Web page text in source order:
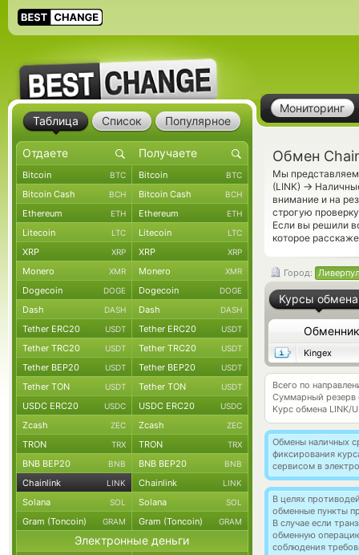
Мониторинг
Обмен
Мы представляем
(LINK) →
внимание и на
строгую
Если вы решили
которое
Город:
Курсы обмена
Обменник
Kingex
Всего по
Суммарный резерв
Курс обмена LINK/
Обмены наличных
фиксирования
сервисом в
В целях
обменные пункты
В случае если
обменную
соблюдения
Таблица Список Популярное
Bitcoin BTC Bitcoin BTC
Bitcoin Cash BCH Bitcoin Cash BCH
Ethereum ETH Ethereum ETH
Litecoin LTC Litecoin LTC
XRP XRP XRP XRP
Monero XMR Monero XMR
Dogecoin DOGE Dogecoin DOGE
Dash DASH Dash DASH
Tether ERC20 USDT Tether ERC20 USDT
Tether TRC20 USDT Tether TRC20 USDT
Tether BEP20 USDT Tether BEP20 USDT
Tether TON USDT Tether TON USDT
USDC ERC20 USDC USDC ERC20 USDC
Zcash ZEC Zcash ZEC
TRON TRX TRON TRX
BNB BEP20 BNB BNB BEP20 BNB
Chainlink LINK Chainlink LINK
Solana SOL Solana SOL
Gram (Toncoin) GRAM Gram (Toncoin) GRAM
Электронные деньги